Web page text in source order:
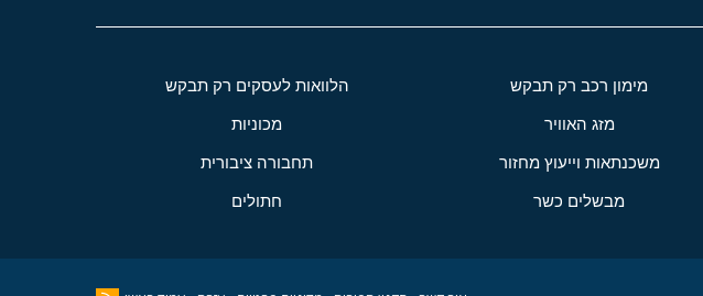
מימון רכב רק תבקש הלוואות לעסקים רק תבקש
מזג האוויר מכוניות
משכנתאות וייעוץ מחזור תחבורה ציבורית
מבשלים כשר חתולים